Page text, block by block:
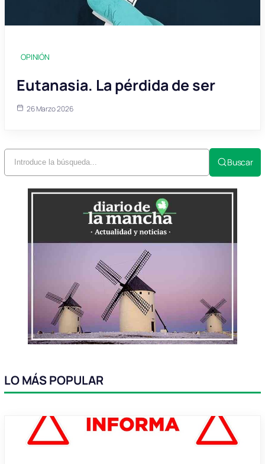
OPINIÓN
Eutanasia. La pérdida de ser
26 Marzo 2026
Buscar
LO MÁS POPULAR